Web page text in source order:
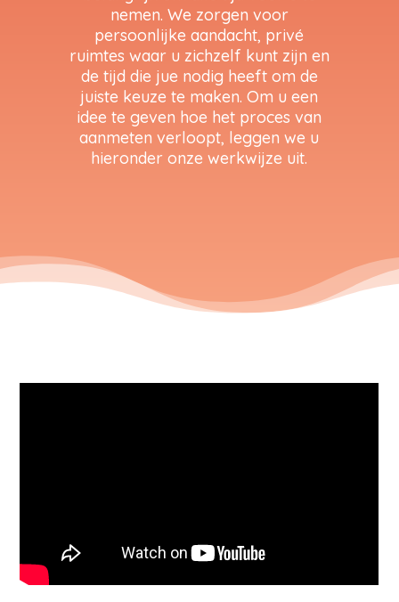
nemen. We zorgen voor
persoonlijke aandacht, privé
ruimtes waar u zichzelf kunt zijn en
de tijd die jue nodig heeft om de
juiste keuze te maken. Om u een
idee te geven hoe het proces van
aanmeten verloopt, leggen we u
hieronder onze werkwijze uit.